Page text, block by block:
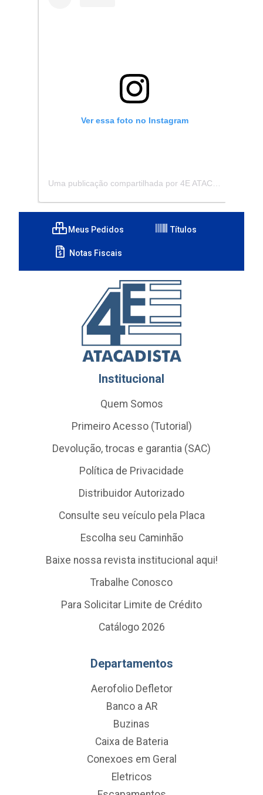
Ver essa foto no Instagram
Meus Pedidos Títulos
Notas Fiscais
Institucional
Quem Somos
Primeiro Acesso (Tutorial)
Devolução, trocas e garantia (SAC)
Política de Privacidade
Distribuidor Autorizado
Consulte seu veículo pela Placa
Escolha seu Caminhão
Baixe nossa revista institucional aqui!
Trabalhe Conosco
Para Solicitar Limite de Crédito
Catálogo 2026
Departamentos
Aerofolio Defletor
Banco a AR
Buzinas
Caixa de Bateria
Conexoes em Geral
Eletricos